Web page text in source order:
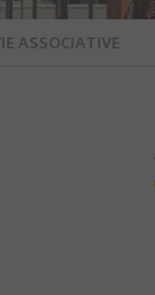
ASSOCIATIVE